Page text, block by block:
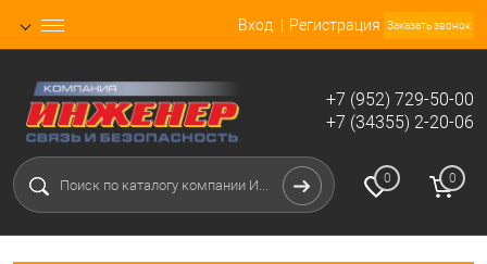
Вход Регистрация Заказать звонок
+7 (952) 729-50-00
+7 (34355) 2-20-06
0 0